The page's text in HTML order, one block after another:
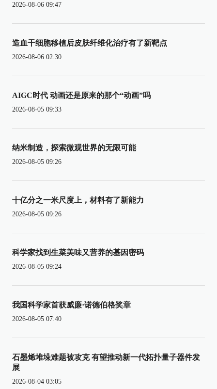
2026-08-06 09:47
造血干细胞移植后皮肤纤维化治疗有了新靶点
2026-08-06 02:30
AIGC时代 动画还是原来的那个“动画”吗
2026-08-05 09:33
纳米制造，探索微观世界的无限可能
2026-08-05 09:26
十亿分之一米尺度上，材料有了新能力
2026-08-05 09:26
科学家找到生菜美味又营养的基因密码
2026-08-05 09:24
我国科学家首获威廉·诺德伯格奖章
2026-08-05 07:40
石墨烯堆垛难题被攻克 有望推动新一代拓扑量子器件发
展
2026-08-04 03:05